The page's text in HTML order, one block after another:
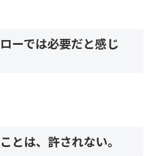
ーでは必要だと感じ
とは、許されない。